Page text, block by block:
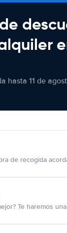
hasta 11 de
de recogida
Te haremos